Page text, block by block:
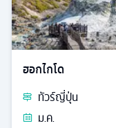
ฮอกไกโด
ทัวร์ญี่ปุ่น
ม.ค.